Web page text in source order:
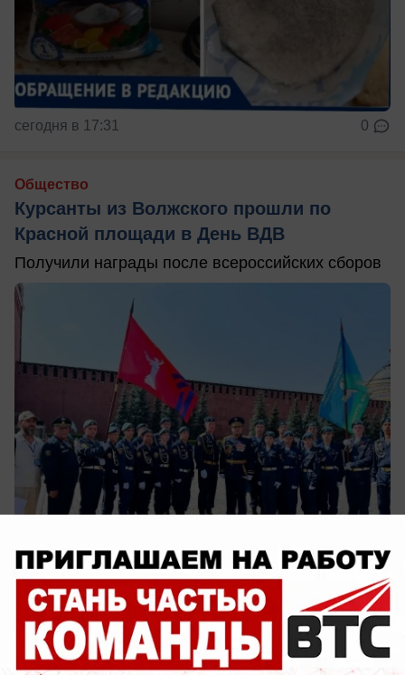
сегодня в 17:31 0
Общество
Курсанты из Волжского прошли по
Красной площади в День ВДВ
Получили награды после всероссийских сборов
сегодня в 16:28
Обращение в редакцию
В Волжском жилые квартиры заливает